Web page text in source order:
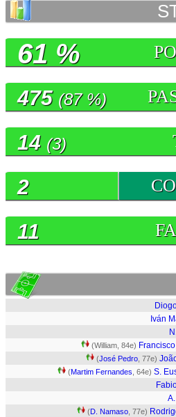
61 %
475 (87 %)
14 (3)
2
11
Iván
(William, 84e)
(José Pedro , 77e)
(Martim Fernandes , 64e) S.
(D. Namaso , 77e)